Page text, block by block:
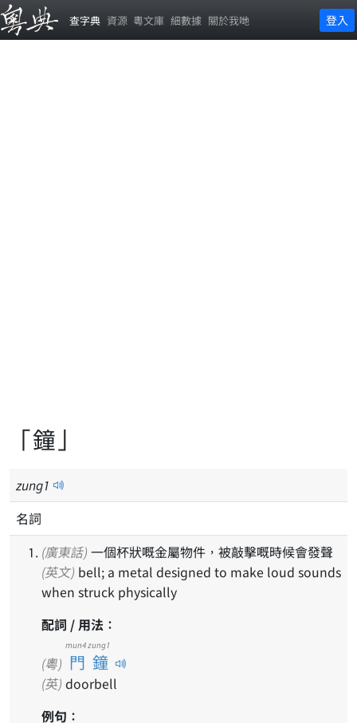
查字典 資源 粵文庫 細數據 關於我哋 登入
「鐘」
zung1
名詞
(廣東話) 一個杯狀嘅金屬物件，被敲擊嘅時候會發聲
(英文)
when struck physically
配詞 / 用法：
(粵) 門鐘
mun4 zung1
(英) doorbell
例句：